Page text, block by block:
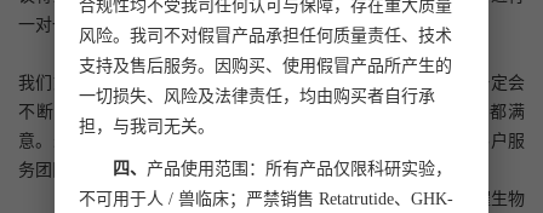
一对一沟通，全力帮您解决问题。
我们始终相信，客户的声音是我们进步的动力。我们承诺，一定会
不断优化服务流程，提升服务质量，努力做到让每一位客户都满
意。未来，请继续和我们一起，见证一个更实在、更用心的客户 服
务团队。
强耀生物
合规性均不受我司任何认可与保障，存在重大质量
风险。我司不对假冒产品承担任何质量责任、技术
支持及售后服务。因购买、使用假冒产品所产生的
一切损失、风险及法律责任，均由购买者自行承
担，与我司无关。
四、 产品使用范围：所有产品仅限科研实验，
不可用于人 / 兽临床；严禁销售 Retatrutide、GHK-